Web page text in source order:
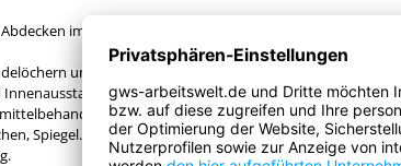
im Fahrzeug- und Maschinenbau. Mehrfache
und Bohrlöchern.
Innenausstattungen.
Spiegel.